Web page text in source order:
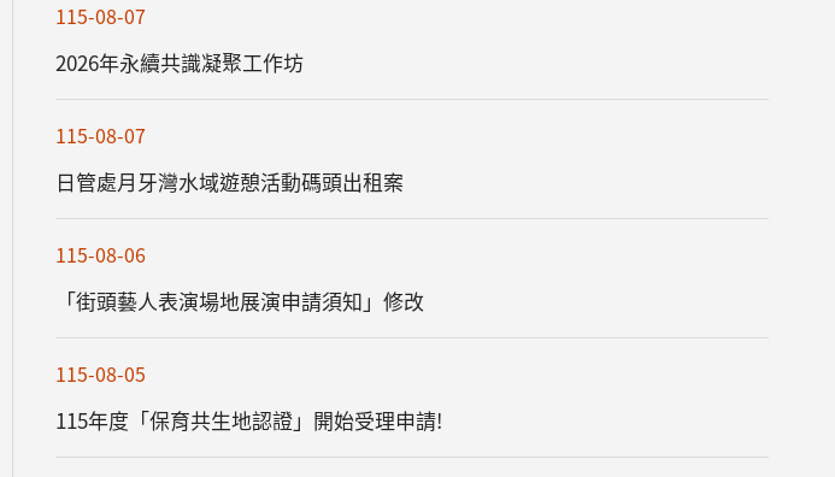
115-08-07
2026年永續共識凝聚工作坊
115-08-07
日管處月牙灣水域遊憩活動碼頭出租案
115-08-06
「街頭藝人表演場地展演申請須知」修改
115-08-05
115年度「保育共生地認證」開始受理申請!